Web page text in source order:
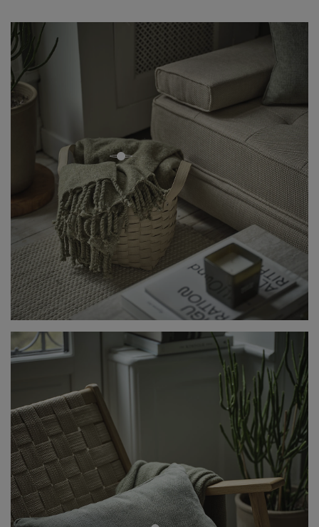
pågående